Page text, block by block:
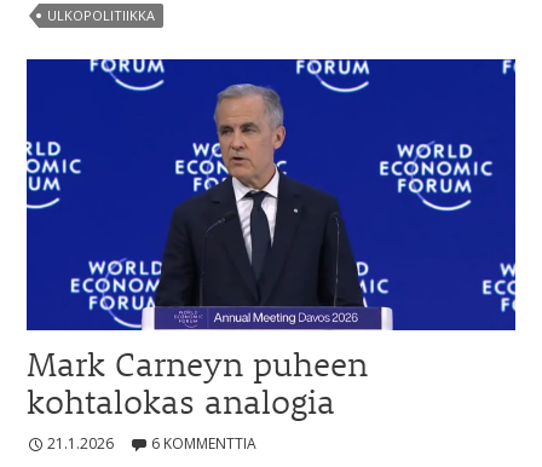
kriittinen
katsaus
ULKOPOLITIIKKA
Mark Carneyn puheen
kohtalokas analogia
21.1.2026 6 KOMMENTTIA